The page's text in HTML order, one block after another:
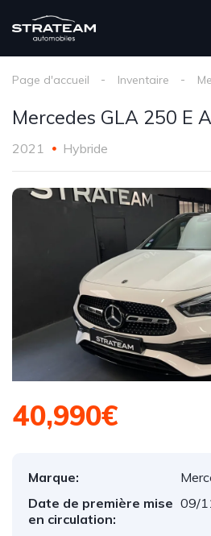
Page d'accueil Inventaire
Mercedes GLA 250 E
2021 Hybride
40,990€
Marque:
Date de première mise
en circulation:
09/